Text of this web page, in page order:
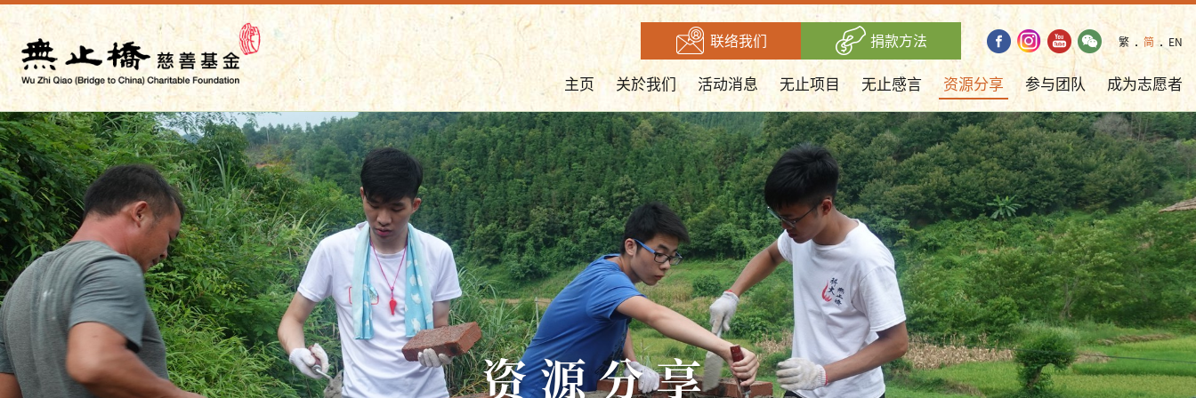
联络我们 捐款方法 繁 ． 简 ． EN
主页 关於我们 活动消息 无止项目 无止感言 资源分享 参与团队 成为志愿者
资源分享